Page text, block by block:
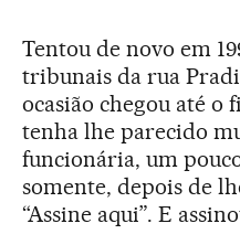
Tentou de novo em
tribunais da rua
ocasião chegou até o
tenha lhe parecido
funcionária, um
somente, depois de
“Assine aqui”. E